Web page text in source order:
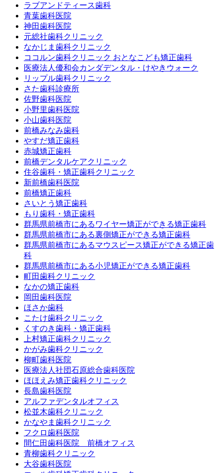
ラブアンドティース歯科
青葉歯科医院
神田歯科医院
元総社歯科クリニック
なかじま歯科クリニック
ココルン歯科クリニック おとなこども矯正歯科
医療法人優和会カンダデンタル・けやきウォーク
リップル歯科クリニック
さた歯科診療所
佐野歯科医院
小野里歯科医院
小山歯科医院
前橋みなみ歯科
やすだ矯正歯科
赤城矯正歯科
前橋デンタルケアクリニック
住谷歯科・矯正歯科クリニック
新前橋歯科医院
前橋矯正歯科
さいとう矯正歯科
もり歯科・矯正歯科
群馬県前橋市にあるワイヤー矯正ができる矯正歯科
群馬県前橋市にある裏側矯正ができる矯正歯科
群馬県前橋市にあるマウスピース矯正ができる矯正歯
科
群馬県前橋市にある小児矯正ができる矯正歯科
町田歯科クリニック
なかの矯正歯科
岡田歯科医院
ほさか歯科
こたけ歯科クリニック
くすのき歯科・矯正歯科
上村矯正歯科クリニック
かがみ歯科クリニック
柳町歯科医院
医療法人社団石原総合歯科医院
ほほえみ矯正歯科クリニック
長島歯科医院
アルファデンタルオフィス
松並木歯科クリニック
かなやま歯科クリニック
フクロ歯科医院
間仁田歯科医院 前橋オフィス
青柳歯科クリニック
大谷歯科医院